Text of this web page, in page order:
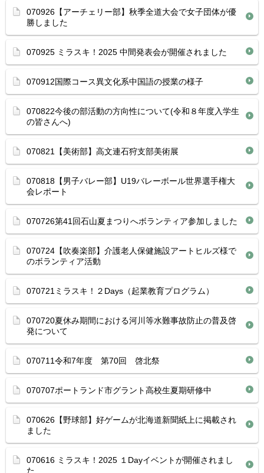
070926【アーチェリー部】秋季全道大会で女子団体が優
勝しました
070925 ミラスキ！2025 中間発表会が開催されました
070912国際コース異文化系中国語の授業の様子
070822今後の部活動の方向性について(令和８年度入学生
の皆さんへ)
070821【美術部】高文連石狩支部美術展
070818【男子バレー部】U19バレーボール世界選手権大
会レポート
070726第41回石山夏まつりへボランティア参加しました
070724【吹奏楽部】介護老人保健施設アートヒルズ様で
のボランティア活動
070721ミラスキ！２Days（起業教育プログラム）
070720夏休み期間における河川等水難事故防止の普及啓
発について
070711令和7年度 第70回 啓北祭
070707ポートランド市グラント高校生夏期研修中
070626【野球部】好ゲームが北海道新聞紙上に掲載され
ました
070616 ミラスキ！2025 １Dayイベントが開催されまし
た